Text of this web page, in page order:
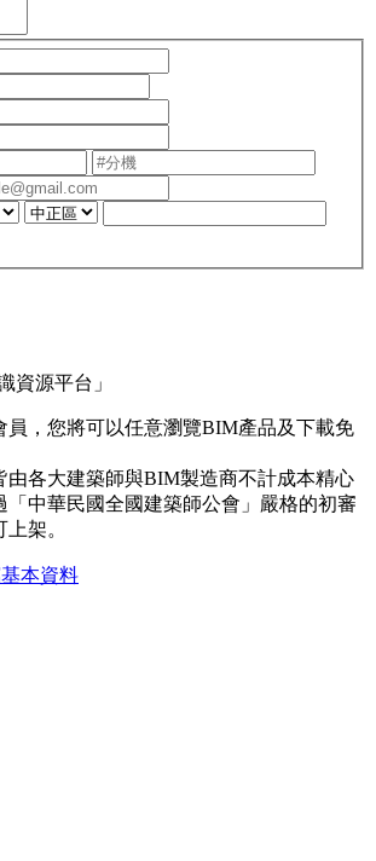
資源平台」
員，您將可以任意瀏覽BIM產品及下載免
由各大建築師與BIM製造商不計成本精心
「中華民國全國建築師公會」嚴格的初審
架。
本資料